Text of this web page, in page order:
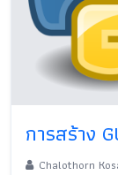
การสร้าง
Chalothorn